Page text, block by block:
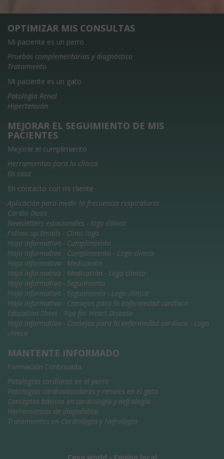
OPTIMIZAR MIS CONSULTAS
Mi paciente es un perro
Pruebas complementarias y diagnóstico
Tratamiento
Mi paciente es un gato
Patología Renal
Hipertensión
MEJORAR EL SEGUIMIENTO DE MIS
PACIENTES
Mejorar el cumplimiento
Herramientas para la clínica
En casa
En contacto con mi cliente
Aplicación para medir la frecuencia respiratoria
Cardio Dosis
Newsletters estacionales - logo clínica
Follow up Emails - Clinic logo
Hoja informativa - Cumplimiento
Hoja informativa - Cumplimiento - Logo clínica
Hoja informativa - Medicación
Hoja informativa - Medicación - Logo clínica
Hoja informativa - Seguimiento
Hoja informativa - Seguimiento - Logo clínica
Hoja informativa - Consejos para la enfermedad cardíaca
Education Sheet - Tips for Heart Disease
Hoja informativa - Consejos para la enfermedad cardíaca - Logo
clínica
MANTENTE INFORMADO
Formación Continuada
Patologías cardíacas en el perro
Patologías cardiovasculares y renales en el gato
Conceptos básicos en cardiología y nefrología
Herramientas de diagnóstico
Tratamientos en Cardiología y Nefrología